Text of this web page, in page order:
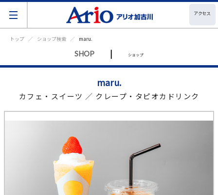
アクセス
トップ ショップ検索 maru.
SHOP | ショップ
maru.
カフェ・スイーツ ／ クレープ・タピオカドリンク